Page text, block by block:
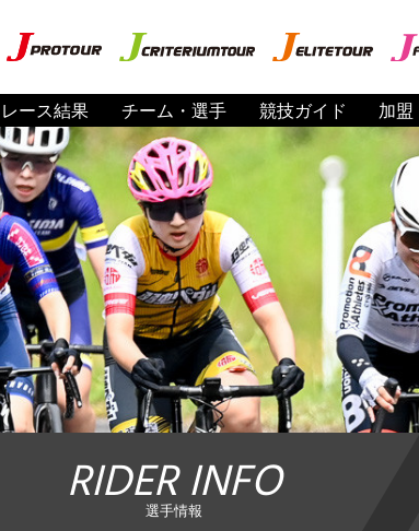
レース結果 チーム・選手 競技ガイド 加盟
RIDER INFO
選手情報